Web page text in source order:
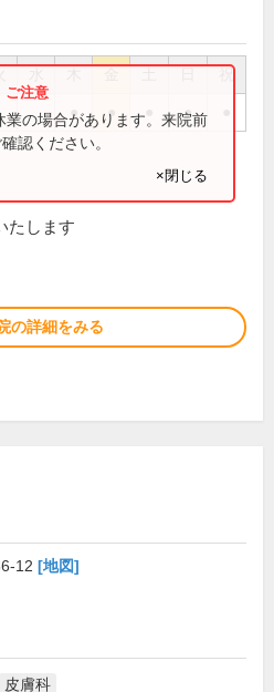
祝
● ● ●
の場合があります。来院前
認ください。
×閉じる
たします
の詳細をみる
12 [地図]
皮膚科